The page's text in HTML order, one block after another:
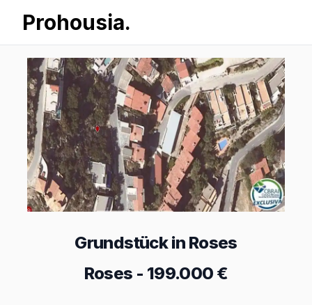
Prohousia.
Grundstück in Roses
Roses - 199.000 €